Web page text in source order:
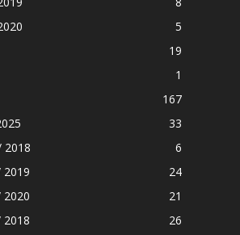
5
19
1
167
33
2018
6
2019
24
2020
21
2018
26